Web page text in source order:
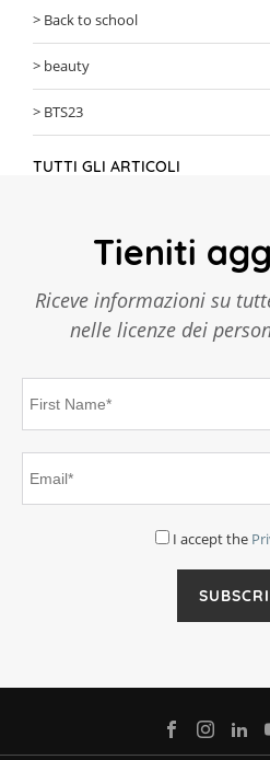
Back to school
beauty
BTS23
TUTTI GLI ARTICOLI
Tieniti
Riceve informazioni su
nelle licenze dei
I accept the